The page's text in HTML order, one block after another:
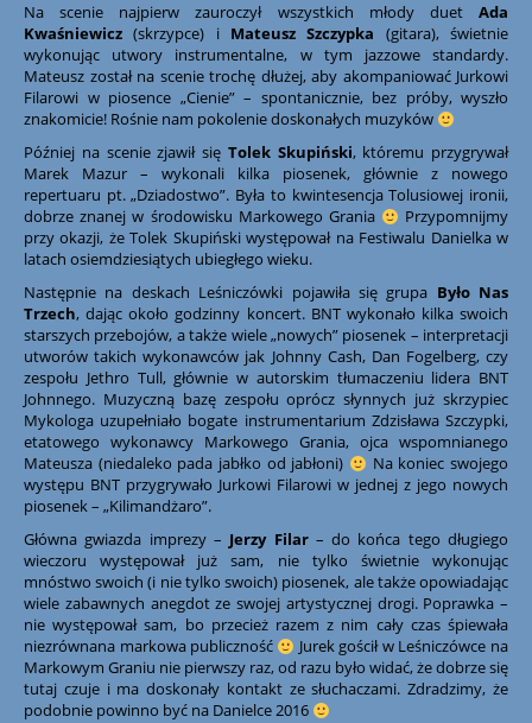
Na scenie najpierw zauroczył wszystkich młody duet Ada
Kwaśniewicz (skrzypce) i Mateusz Szczypka (gitara), świetnie
wykonując utwory instrumentalne, w tym jazzowe standardy.
Mateusz został na scenie trochę dłużej, aby akompaniować Jurkowi
Filarowi w piosence „Cienie” – spontanicznie, bez próby, wyszło
znakomicie! Rośnie nam pokolenie doskonałych muzyków
Później na scenie zjawił się Tolek Skupiński, któremu przygrywał
Marek Mazur – wykonali kilka piosenek, głównie z nowego
repertuaru pt. „Dziadostwo”. Była to kwintesencja Tolusiowej ironii,
dobrze znanej w środowisku Markowego Grania
Przypomnijmy
przy okazji, że Tolek Skupiński występował na Festiwalu Danielka w
latach osiemdziesiątych ubiegłego wieku.
Następnie na deskach Leśniczówki pojawiła się grupa Było Nas
Trzech, dając około godzinny koncert. BNT wykonało kilka swoich
starszych przebojów, a także wiele „nowych” piosenek – interpretacji
utworów takich wykonawców jak Johnny Cash, Dan Fogelberg, czy
zespołu Jethro Tull, głównie w autorskim tłumaczeniu lidera BNT
Johnnego. Muzyczną bazę zespołu oprócz słynnych już skrzypiec
Mykologa uzupełniało bogate instrumentarium Zdzisława Szczypki,
etatowego wykonawcy Markowego Grania, ojca wspomnianego
Mateusza (niedaleko pada jabłko od jabłoni)
Na koniec swojego
występu BNT przygrywało Jurkowi Filarowi w jednej z jego nowych
piosenek – „Kilimandżaro”.
Główna gwiazda imprezy – Jerzy Filar– do końca tego długiego
wieczoru występował już sam, nie tylko świetnie wykonując
mnóstwo swoich (i nie tylko swoich) piosenek, ale także opowiadając
wiele zabawnych anegdot ze swojej artystycznej drogi. Poprawka –
nie występował sam, bo przecież razem z nim cały czas śpiewała
niezrównana markowa publiczność
Jurek gościł w Leśniczówce na
Markowym Graniu nie pierwszy raz, od razu było widać, że dobrze się
tutaj czuje i ma doskonały kontakt ze słuchaczami. Zdradzimy, że
podobnie powinno być na Danielce 2016